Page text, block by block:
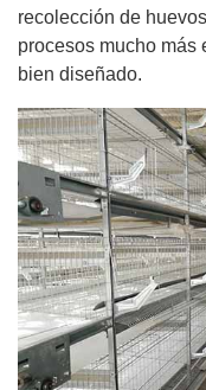
recolección de
procesos mucho más
bien diseñado.